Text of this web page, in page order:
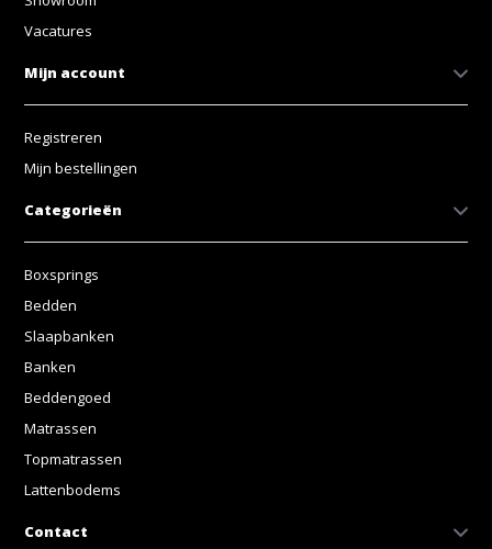
Vacatures
Mijn account
Registreren
Mijn bestellingen
Categorieën
Boxsprings
Bedden
Slaapbanken
Banken
Beddengoed
Matrassen
Topmatrassen
Lattenbodems
Contact